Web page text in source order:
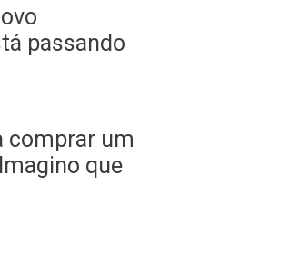
passando
comprar um
que